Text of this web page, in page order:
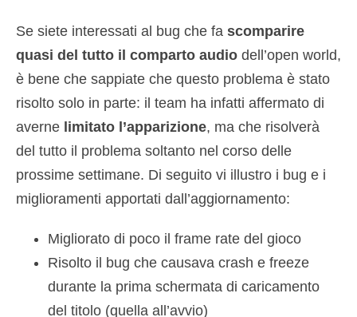
Se siete interessati al bug che fa scomparire
quasi del tutto il comparto audio dell’open world,
è bene che sappiate che questo problema è stato
risolto solo in parte: il team ha infatti affermato di
averne limitato l’apparizione, ma che risolverà
del tutto il problema soltanto nel corso delle
prossime settimane. Di seguito vi illustro i bug e i
miglioramenti apportati dall’aggiornamento:
Migliorato di poco il frame rate del gioco
Risolto il bug che causava crash e freeze
durante la prima schermata di caricamento
del titolo (quella all’avvio)